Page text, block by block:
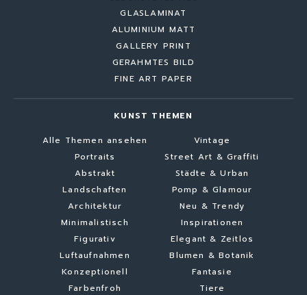
GLASLAMINAT
ALUMINIUM MATT
GALLERY PRINT
GERAHMTES BILD
FINE ART PAPER
KUNST THEMEN
Alle Themen ansehen
Portraits
Abstrakt
Landschaften
Architektur
Minimalistisch
Figurativ
Luftaufnahmen
Konzeptionell
Farbenfroh
Vintage
Street Art & Graffiti
Städte & Urban
Pomp & Glamour
Neu & Trendy
Inspirationen
Elegant & Zeitlos
Blumen & Botanik
Fantasie
Tiere